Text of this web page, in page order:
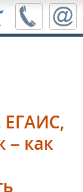
ЕГАИС,
– как